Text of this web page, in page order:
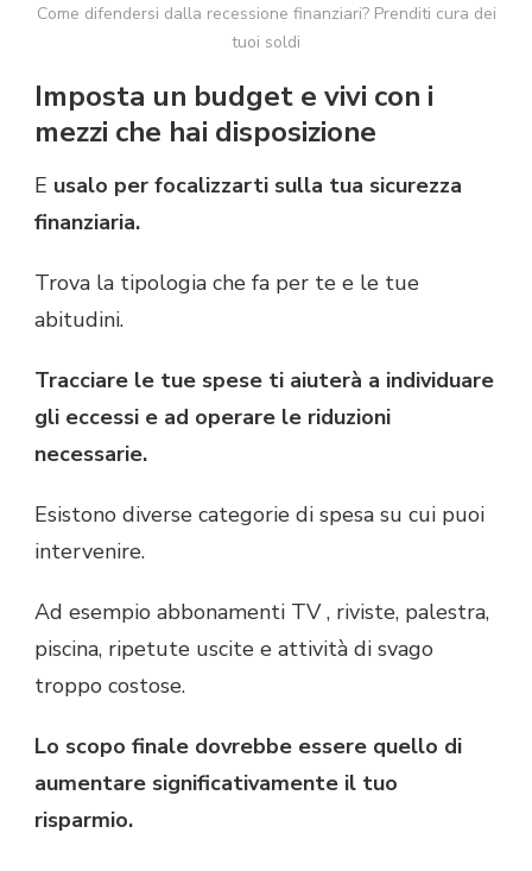
Come difendersi dalla recessione finanziari? Prenditi cura dei
tuoi soldi
Imposta un budget e vivi con i
mezzi che hai disposizione
E usalo per focalizzarti sulla tua sicurezza
finanziaria.
Trova la tipologia che fa per te e le tue
abitudini.
Tracciare le tue spese ti aiuterà a individuare
gli eccessi e ad operare le riduzioni
necessarie.
Esistono diverse categorie di spesa su cui puoi
intervenire.
Ad esempio abbonamenti TV , riviste, palestra,
piscina, ripetute uscite e attività di svago
troppo costose.
Lo scopo finale dovrebbe essere quello di
aumentare significativamente il tuo
risparmio.